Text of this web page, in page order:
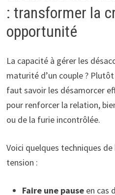
: transformer la
opportunité
La capacité à gérer les
maturité d’un couple ?
faut savoir les désamorcer
pour renforcer la relation,
ou de la furie incontrôlée.
Voici quelques techniques de
tension :
Faire une pauseen cas